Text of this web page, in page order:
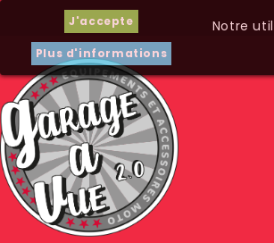
J'accepte
Plus d'informations
Notre